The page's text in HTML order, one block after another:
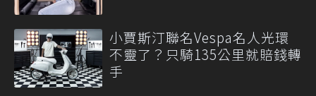
小賈斯汀聯名Vespa名人光環
不靈了？只騎135公里就賠錢轉
手